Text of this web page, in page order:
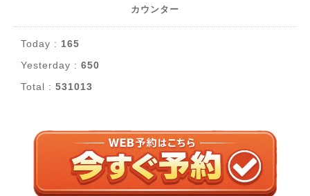
カウンター
Today : 165
Yesterday : 650
Total : 531013